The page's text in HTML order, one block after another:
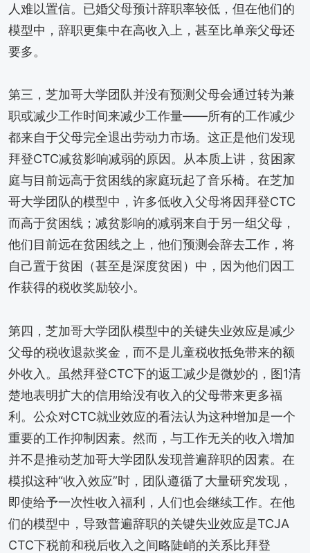
人难以置信。已婚父母预计辞职率较低，但在他们的
模型中，辞职更集中在高收入上，甚至比单亲父母还
要多。
第三，芝加哥大学团队并没有预测父母会通过转为兼
职或减少工作时间来减少工作量——所有的工作减少
都来自于父母完全退出劳动力市场。这正是他们发现
拜登CTC减贫影响减弱的原因。从本质上讲，贫困家
庭与目前远高于贫困线的家庭玩起了音乐椅。在芝加
哥大学团队的模型中，许多低收入父母将因拜登CTC
而高于贫困线；减贫影响的减弱来自于另一组父母，
他们目前远在贫困线之上，他们预测会辞去工作，将
自己置于贫困（甚至是深度贫困）中，因为他们因工
作获得的税收奖励较小。
第四，芝加哥大学团队模型中的关键失业效应是减少
父母的税收退款奖金，而不是儿童税收抵免带来的额
外收入。虽然拜登CTC下的返工减少是微妙的，图1清
楚地表明扩大的信用给没有收入的父母带来更多福
利。公众对CTC就业效应的看法认为这种增加是一个
重要的工作抑制因素。然而，与工作无关的收入增加
并不是推动芝加哥大学团队发现普遍辞职的因素。在
模拟这种“收入效应”时，团队遵循了大量研究发现，
即使给予一次性收入福利，人们也会继续工作。在他
们的模型中，导致普遍辞职的关键失业效应是TCJA
CTC下税前和税后收入之间略陡峭的关系比拜登